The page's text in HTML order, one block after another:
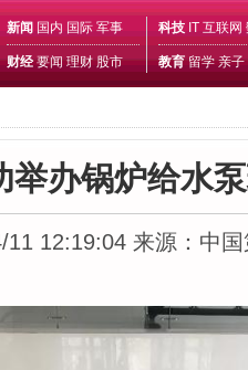
新闻 国内 国际 军事
财经 要闻 理财 股市
科技 IT 互联网
教育 留学 亲子
举办锅炉给水
11 12:19:04 来源：中